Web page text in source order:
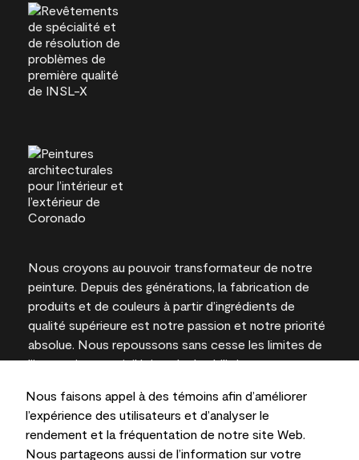
Nous faisons appel à des témoins afin d’améliorer
l’expérience des utilisateurs et d’analyser le
rendement et la fréquentation de notre site Web.
Nous partageons aussi de l’information sur votre
Nous croyons au pouvoir transformateur de notre
peinture. Depuis des générations, la fabrication de
produits et de couleurs à partir d’ingrédients de
qualité supérieure est notre passion et notre priorité
absolue. Nous repoussons sans cesse les limites de
l’innovation et privilégions la durabilité pour
l’expertise locale.